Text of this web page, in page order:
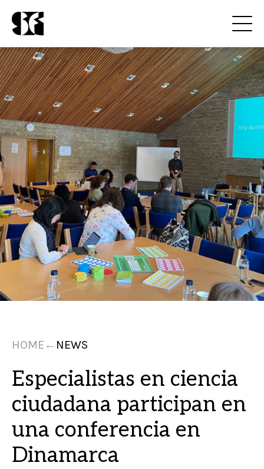
HOME ← NEWS
Especialistas en ciencia
ciudadana participan en
una conferencia en
Dinamarca